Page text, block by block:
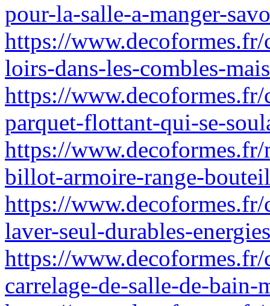
pour-la-salle-a-manger-
https://www.decoformes.fr/
loirs-dans-les-combles-
https://
parquet-flottant-qui-se-
https://
billot-armoire-range-
https://
laver-seul-durables-
https://
carrelage-de-salle-de-bain-